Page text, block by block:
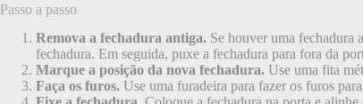
Passo a passo
Remova a fechadura antiga. Se houver uma fechadura
fechadura. Em seguida, puxe a fechadura para fora da
Marque a posição da nova fechadura. Use uma fita
Faça os furos. Use uma furadeira para fazer os furos